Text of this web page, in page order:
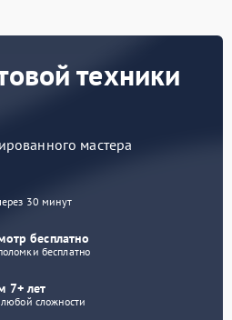
техники
мастера
30 минут
бесплатно
бесплатно
7+ лет
сложности